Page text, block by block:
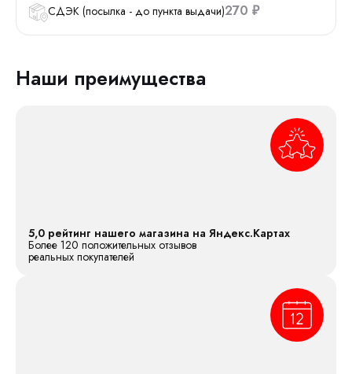
СДЭК (посылка - до пункта выдачи)270 ₽
Наши преимущества
5,0 рейтинг нашего магазина на Яндекс.Картах
Более 120 положительных отзывов
реальных покупателей